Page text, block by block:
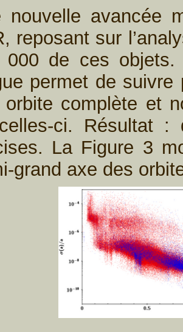
nouvelle avancée
reposant sur
000 de ces
permet de
orbite complète et
ci. Résultat
La Figure 3
grand axe des